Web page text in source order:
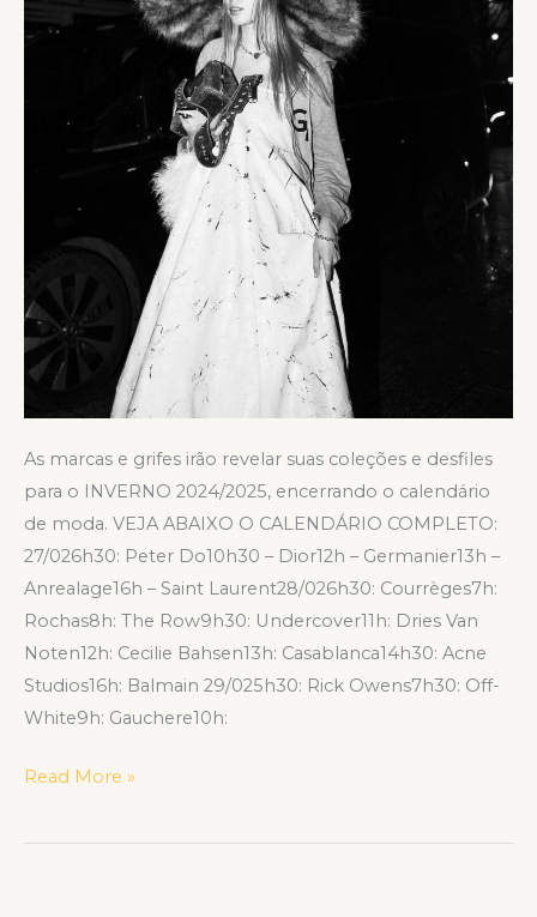
As marcas e grifes irão revelar suas coleções e desfiles
para o INVERNO 2024/2025, encerrando o calendário
de moda. VEJA ABAIXO O CALENDÁRIO COMPLETO:
27/026h30: Peter Do10h30 – Dior12h – Germanier13h –
Anrealage16h – Saint Laurent28/026h30: Courrèges7h:
Rochas8h: The Row9h30: Undercover11h: Dries Van
Noten12h: Cecilie Bahsen13h: Casablanca14h30: Acne
Studios16h: Balmain 29/025h30: Rick Owens7h30: Off-
White9h: Gauchere10h:
Read More »